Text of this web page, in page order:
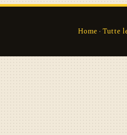
Home · Tutte